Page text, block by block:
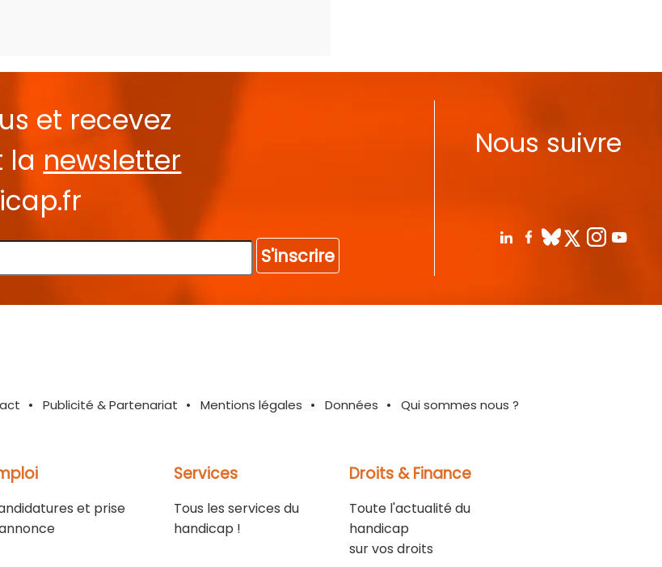
et recevez
la newsletter
S'inscrire
Nous suivre
Publicité & Partenariat Mentions légales Données Qui sommes nous ?
et prise
Services
Tous les services du
handicap !
Droits & Finance
Toute l'actualité du
handicap
sur vos droits